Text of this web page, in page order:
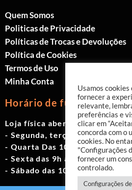
Quem Somos
Politicas de Privacidade
Políticas de Trocas e Devoluções
Política de Cookies
Termos de Uso
Minha Conta
Horário de
Loja física aberta de Segunda à
- Segunda, terça e quinta das
- Quarta Das 10h às 18h
- Sexta das 9h às 18h
- Sábado das 10h às 17h
Usamos cookies
fornecer a
relevante,
preferências e
clicar em
concorda com o
cookies. No
"Configurações
fornecer um
controlado.
Configurações